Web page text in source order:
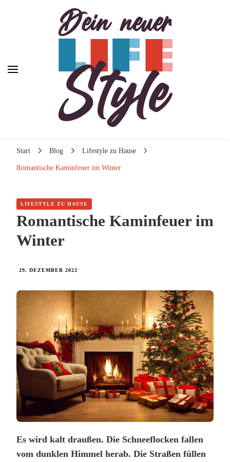
Dein neuer Lifestyle
Start Blog Lifestyle zu Hause
Romantische Kaminfeuer im Winter
LIFESTYLE ZU HAUSE
Romantische Kaminfeuer im
Winter
29. DEZEMBER 2022
Es wird kalt draußen. Die Schneeflocken fallen
vom dunklen Himmel herab. Die Straßen füllen